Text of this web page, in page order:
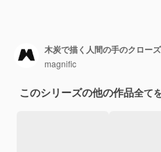
木炭で描く人間の手のクロー
magnific
このシリーズの他の作品全て